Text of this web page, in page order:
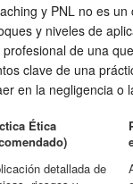
y PNL no es
y niveles de
de una
clave de una
en la negligencia o
Ética
detallada de